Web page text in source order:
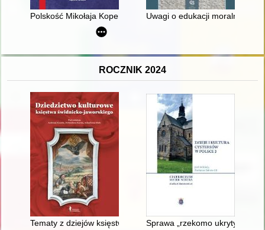
Polskość Mikołaja Kopernika z rodu ŚlązakaUwagi o edukacji moralnej
ROCZNIK 2024
Tematy z dziejów księstwa świdnicko-jaworskiego w dekoracji
Sprawa „rzekomo ukrytych